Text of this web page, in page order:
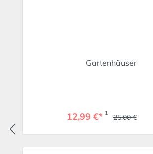
Gartenhäuser
12,99 €* 1 25,00 €